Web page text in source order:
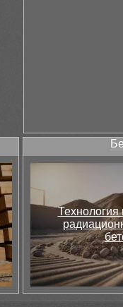
Технология